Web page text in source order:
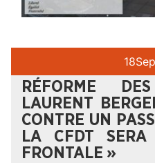
18
RÉFORME
LAURENT
CONTRE UN
LA CFDT SERA
FRONTALE »